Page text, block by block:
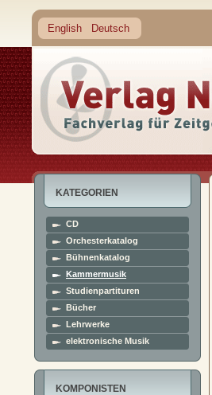
English Deutsch
KATEGORIEN
CD
Orchesterkatalog
Bühnenkatalog
Kammermusik
Studienpartituren
Bücher
Lehrwerke
elektronische Musik
KOMPONISTEN